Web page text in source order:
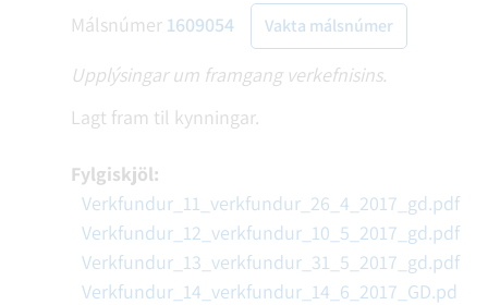
Málsnúmer 1609054 Vakta málsnúmer
Upplýsingar um framgang verkefnisins.
Lagt fram til kynningar.
Fylgiskjöl:
Verkfundur_11_verkfundur_26_4_2017_gd.pdf
Verkfundur_12_verkfundur_10_5_2017_gd.pdf
Verkfundur_13_verkfundur_31_5_2017_gd.pdf
Verkfundur_14_verkfundur_14_6_2017_GD.pd